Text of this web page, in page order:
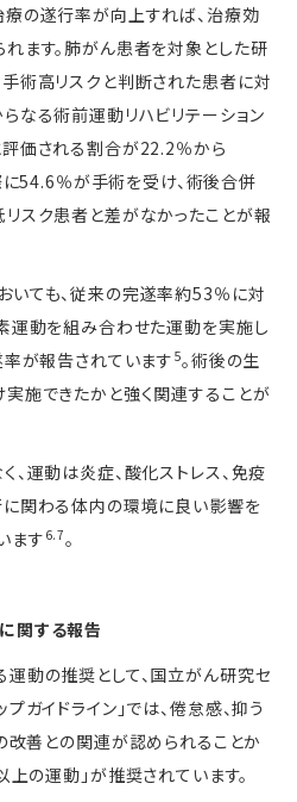
の遂行率が向上すれば、治療効
ます。肺がん患者を対象とした研
術高リスクと判断された患者に対
なる術前運動リハビリテーション
価される割合が22.2％から
54.6％が手術を受け、術後合併
スク患者と差がなかったことが報
ても、従来の完遂率約53％に対
運動を組み合わせた運動を実施し
が報告されています 5。術後の生
施できたかと強く関連することが
、運動は炎症、酸化ストレス、免疫
関わる体内の環境に良い影響を
ます 6.7。
関する報告
動の推奨として、国立がん研究セ
ガイドライン」では、倦怠感、抑う
改善との関連が認められることか
の運動」が推奨されています。